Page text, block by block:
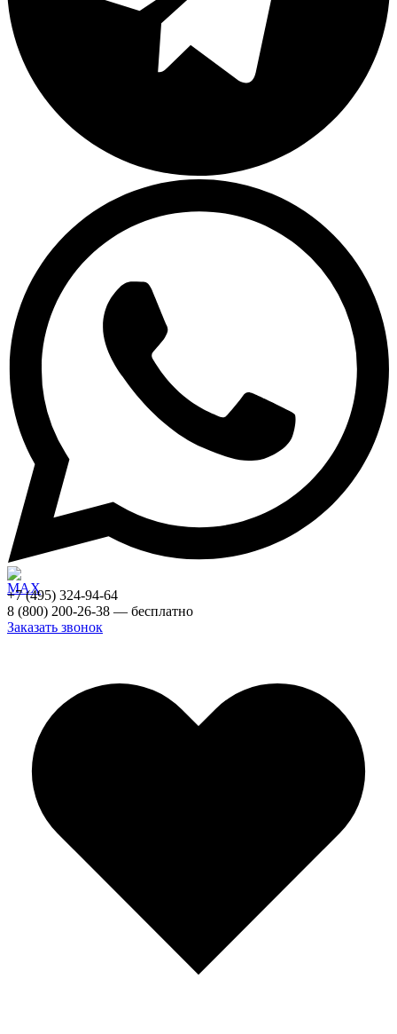
+7 (495) 324-94-64
8 (800) 200-26-38 — бесплатно
Заказать звонок